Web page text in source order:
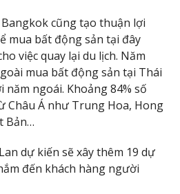
cũng tạo thuận lợi
mua bất động sản tại đây
việc quay lại du lịch. Năm
mua bất động sản tại Thái
năm ngoái. Khoảng 84% số
Châu Á như Trung Hoa, Hong
Bản…
dự kiến sẽ xây thêm 19 dự
đến khách hàng người